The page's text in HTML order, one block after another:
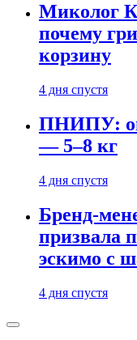
Миколог
почему
корзину
4 дня спустя
ПНИПУ:
— 5–8 кг
4 дня спустя
Бренд-
призвала
эскимо с
4 дня спустя